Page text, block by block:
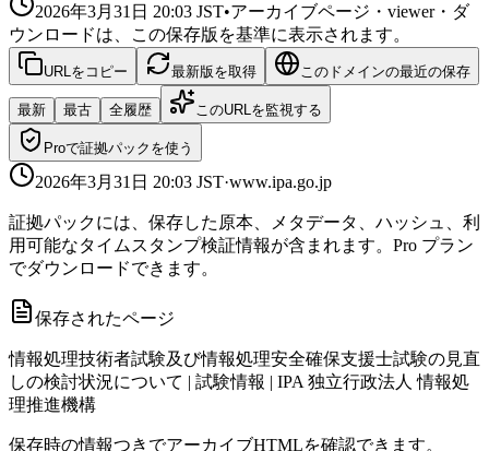
2026年3月31日 20:03 JST•アーカイブページ・viewer・ダ
ウンロードは、この保存版を基準に表示されます。
URLをコピー 最新版を取得 このドメインの最近の保存
最新 最古 全履歴 このURLを監視する
Proで証拠パックを使う
2026年3月31日 20:03 JST·www.ipa.go.jp
証拠パックには、保存した原本、メタデータ、ハッシュ、利
用可能なタイムスタンプ検証情報が含まれます。Pro プラン
でダウンロードできます。
保存されたページ
情報処理技術者試験及び情報処理安全確保支援士試験の見直
しの検討状況について | 試験情報 | IPA 独立行政法人 情報処
理推進機構
保存時の情報つきでアーカイブHTMLを確認できます。